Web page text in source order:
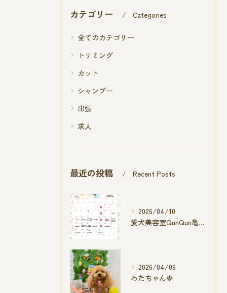
カテゴリー Categories
全てのカテゴリー
トリミング
カット
シャンプー
出張
求人
最近の投稿 Recent Posts
2026/04/10
愛犬美容室QunQun亀山エコー店
2026/04/09
わたちゃん🍓